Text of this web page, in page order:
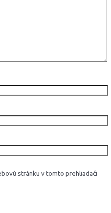
stránku v tomto prehliadači